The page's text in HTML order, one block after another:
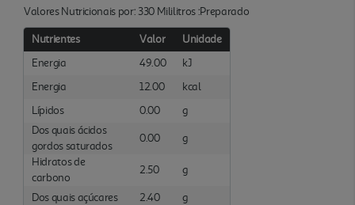
Valores Nutricionais por: 330 Mililitros :Preparado
Nutrientes Valor
Unidade
Energia
49.00
kJ
Energia
12.00
kcal
Lípidos
0.00
g
Dos quais ácidos
gordos saturados
0.00
g
Hidratos de
carbono
2.50 g
Dos quais açúcares 2.40
g